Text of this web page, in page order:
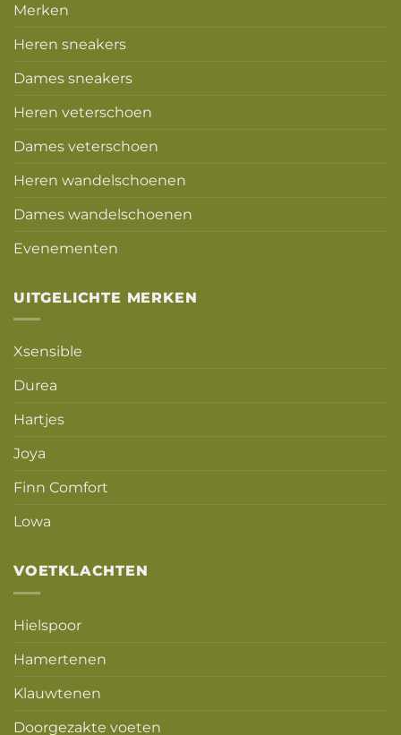
Merken
Heren sneakers
Dames sneakers
Heren veterschoen
Dames veterschoen
Heren wandelschoenen
Dames wandelschoenen
Evenementen
UITGELICHTE MERKEN
Xsensible
Durea
Hartjes
Joya
Finn Comfort
Lowa
VOETKLACHTEN
Hielspoor
Hamertenen
Klauwtenen
Doorgezakte voeten